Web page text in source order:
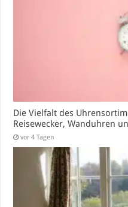
Die Vielfalt des
Reisewecker, Wanduhren
vor 4 Tagen